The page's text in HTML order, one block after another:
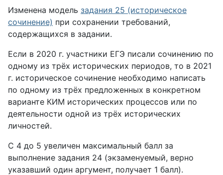
Изменена модель задания 25 (историческое
сочинение) при сохранении требований,
содержащихся в задании.
Если в 2020 г. участники ЕГЭ писали сочинению по
одному из трёх исторических периодов, то в 2021
г. историческое сочинение необходимо написать
по одному из трёх предложенных в конкретном
варианте КИМ исторических процессов или по
деятельности одной из трёх исторических
личностей.
С 4 до 5 увеличен максимальный балл за
выполнение задания 24 (экзаменуемый, верно
указавший один аргумент, получает 1 балл).